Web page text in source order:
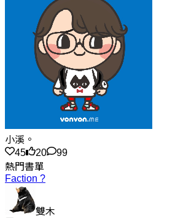
小溪。
45
20
99
熱門書單
Faction ?
雙木